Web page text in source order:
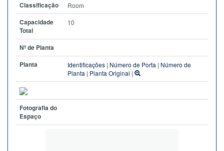
Classificação Room
Capacidade
Total
10
Nº de Planta
Planta
Identificações | Número de Porta | Número de
Planta | Planta Original |
Fotografia do
Espaço